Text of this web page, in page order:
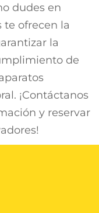
dudes en
te ofrecen la
la
de
¡Contáctanos
y reservar